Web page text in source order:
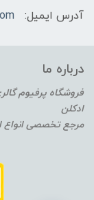
آدرس ایمیل:
درباره ما
ادکلن
مرجع تخصصی انواع